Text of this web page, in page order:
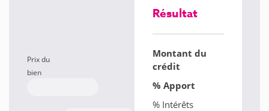
Prix du
bien
Résultat
Montant du
crédit
% Apport
% Intérêts